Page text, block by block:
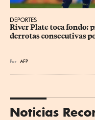
DEPORTES
River Plate toca fondo:
derrotas consecutivas
Por AFP
Noticias